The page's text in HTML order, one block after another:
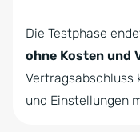
Die Testphase
ohne Kosten und
Vertragsabschluss
und Einstellungen